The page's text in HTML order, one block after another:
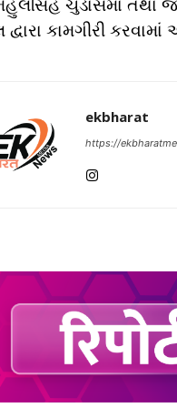
દ્વારા કામગીરી
ekbharat
https://